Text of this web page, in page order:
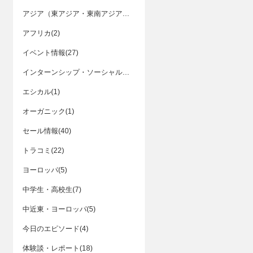
アジア（東アジア・東南アジア・南アジア）(33)
アフリカ(2)
イベント情報(27)
インターンシップ・ソーシャルビジネス(6)
エシカル(1)
オーガニック(1)
セール情報(40)
トラコミ(22)
ヨーロッパ(5)
中学生・高校生(7)
中近東・ヨーロッパ(5)
今日のエピソード(4)
体験談・レポート(18)